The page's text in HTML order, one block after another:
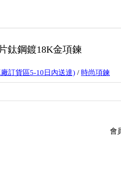
鈦鋼鍍18K金項鍊
訂貨區5-10日內送達) / 時尚項鍊
會